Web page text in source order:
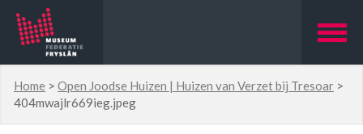
Home >Open Joodse Huizen | Huizen van Verzet bij Tresoar >
404mwajlr669ieg.jpeg